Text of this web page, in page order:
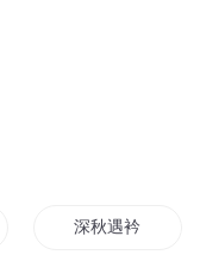
深秋遇衿